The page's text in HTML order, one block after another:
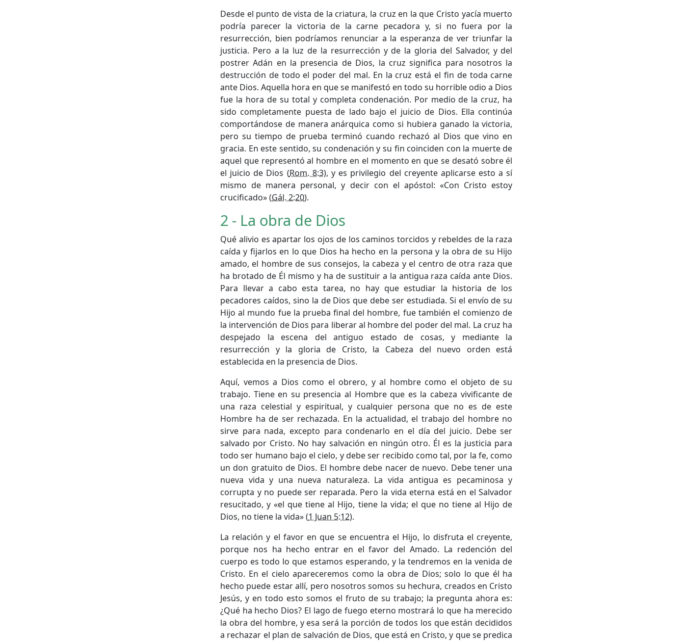
Desde el punto de vista de la criatura, la cruz en la que Cristo yacía muerto
podría parecer la victoria de la carne pecadora y, si no fuera por la
resurrección, bien podríamos renunciar a la esperanza de ver triunfar la
justicia. Pero a la luz de la resurrección y de la gloria del Salvador, y del
postrer Adán en la presencia de Dios, la cruz significa para nosotros la
destrucción de todo el poder del mal. En la cruz está el fin de toda carne
ante Dios. Aquella hora en que se manifestó en todo su horrible odio a Dios
fue la hora de su total y completa condenación. Por medio de la cruz, ha
sido completamente puesta de lado bajo el juicio de Dios. Ella continúa
comportándose de manera anárquica como si hubiera ganado la victoria,
pero su tiempo de prueba terminó cuando rechazó al Dios que vino en
gracia. En este sentido, su condenación y su fin coinciden con la muerte de
aquel que representó al hombre en el momento en que se desató sobre él
el juicio de Dios (Rom. 8:3), y es privilegio del creyente aplicarse esto a sí
mismo de manera personal, y decir con el apóstol: «Con Cristo estoy
crucificado» (Gál. 2:20).
2 - La obra de Dios
Qué alivio es apartar los ojos de los caminos torcidos y rebeldes de la raza
caída y fijarlos en lo que Dios ha hecho en la persona y la obra de su Hijo
amado, el hombre de sus consejos, la cabeza y el centro de otra raza que
ha brotado de Él mismo y ha de sustituir a la antigua raza caída ante Dios.
Para llevar a cabo esta tarea, no hay que estudiar la historia de los
pecadores caídos, sino la de Dios que debe ser estudiada. Si el envío de su
Hijo al mundo fue la prueba final del hombre, fue también el comienzo de
la intervención de Dios para liberar al hombre del poder del mal. La cruz ha
despejado la escena del antiguo estado de cosas, y mediante la
resurrección y la gloria de Cristo, la Cabeza del nuevo orden está
establecida en la presencia de Dios.
Aquí, vemos a Dios como el obrero, y al hombre como el objeto de su
trabajo. Tiene en su presencia al Hombre que es la cabeza vivificante de
una raza celestial y espiritual, y cualquier persona que no es de este
Hombre ha de ser rechazada. En la actualidad, el trabajo del hombre no
sirve para nada, excepto para condenarlo en el día del juicio. Debe ser
salvado por Cristo. No hay salvación en ningún otro. Él es la justicia para
todo ser humano bajo el cielo, y debe ser recibido como tal, por la fe, como
un don gratuito de Dios. El hombre debe nacer de nuevo. Debe tener una
nueva vida y una nueva naturaleza. La vida antigua es pecaminosa y
corrupta y no puede ser reparada. Pero la vida eterna está en el Salvador
resucitado, y «el que tiene al Hijo, tiene la vida; el que no tiene al Hijo de
Dios, no tiene la vida» (1 Juan 5:12).
La relación y el favor en que se encuentra el Hijo, lo disfruta el creyente,
porque nos ha hecho entrar en el favor del Amado. La redención del
cuerpo es todo lo que estamos esperando, y la tendremos en la venida de
Cristo. En el cielo apareceremos como la obra de Dios; solo lo que él ha
hecho puede estar allí, pero nosotros somos su hechura, creados en Cristo
Jesús, y en todo esto somos el fruto de su trabajo; la pregunta ahora es:
¿Qué ha hecho Dios? El lago de fuego eterno mostrará lo que ha merecido
la obra del hombre, y esa será la porción de todos los que están decididos
a rechazar el plan de salvación de Dios, que está en Cristo, y que se predica